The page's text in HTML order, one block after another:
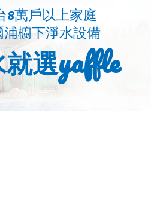
8萬戶以上家庭
櫥下淨水設備
選yaffle